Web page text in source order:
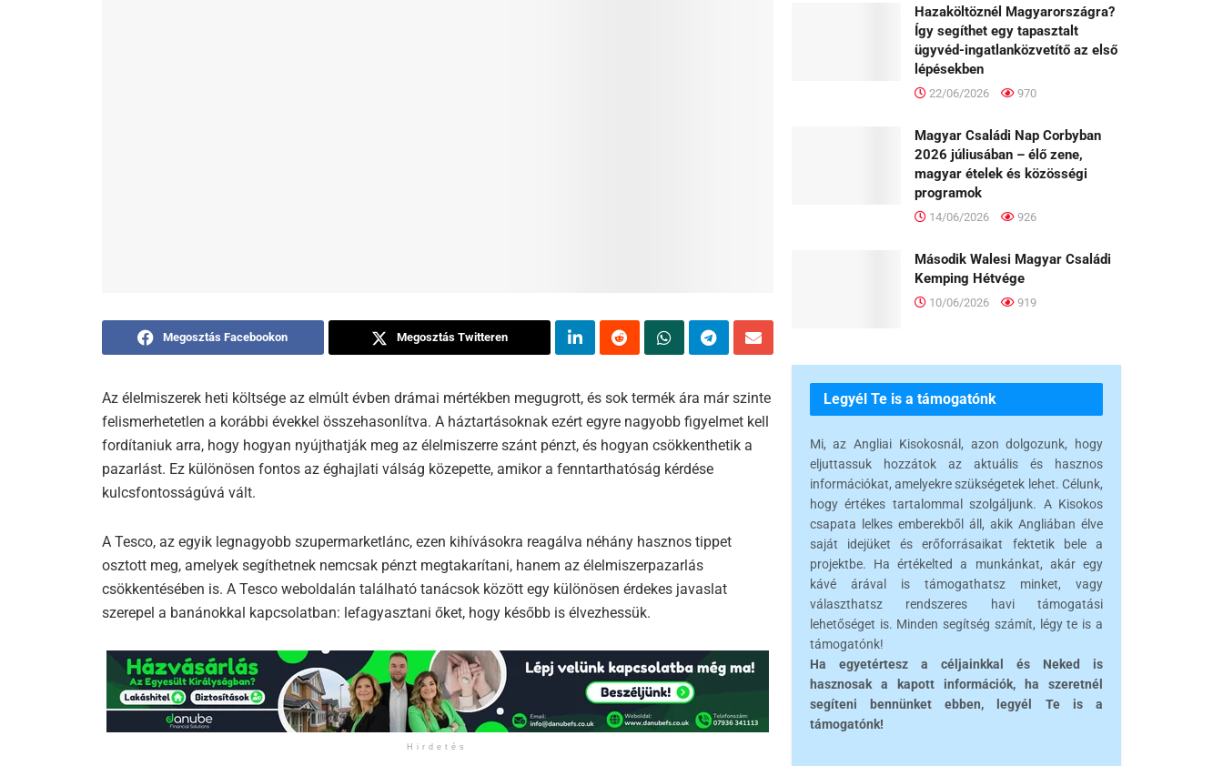
Megosztás Facebookon Megosztás Twitteren
Az élelmiszerek heti költsége az elmúlt évben drámai mértékben megugrott, és sok termék ára már szinte
felismerhetetlen a korábbi évekkel összehasonlítva. A háztartásoknak ezért egyre nagyobb figyelmet kell
fordítaniuk arra, hogy hogyan nyújthatják meg az élelmiszerre szánt pénzt, és hogyan csökkenthetik a
pazarlást. Ez különösen fontos az éghajlati válság közepette, amikor a fenntarthatóság kérdése
kulcsfontosságúvá vált.
A Tesco, az egyik legnagyobb szupermarketlánc, ezen kihívásokra reagálva néhány hasznos tippet
osztott meg, amelyek segíthetnek nemcsak pénzt megtakarítani, hanem az élelmiszerpazarlás
csökkentésében is. A Tesco weboldalán található tanácsok között egy különösen érdekes javaslat
szerepel a banánokkal kapcsolatban: lefagyasztani őket, hogy később is élvezhessük.
Hirdetés
Hazaköltöznél Magyarországra?
Így segíthet egy tapasztalt
ügyvéd-ingatlanközvetítő az első
lépésekben
22/06/2026 970
Magyar Családi Nap Corbyban
2026 júliusában – élő zene,
magyar ételek és közösségi
programok
14/06/2026 926
Második Walesi Magyar Családi
Kemping Hétvége
10/06/2026 919
Legyél Te is a támogatónk
Mi, az Angliai Kisokosnál, azon dolgozunk, hogy
eljuttassuk hozzátok az aktuális és hasznos
információkat, amelyekre szükségetek lehet. Célunk,
hogy értékes tartalommal szolgáljunk. A Kisokos
csapata lelkes emberekből áll, akik Angliában élve
saját idejüket és erőforrásaikat fektetik bele a
projektbe. Ha értékelted a munkánkat, akár egy
kávé árával is támogathatsz minket, vagy
választhatsz rendszeres havi támogatási
lehetőséget is. Minden segítség számít, légy te is a
támogatónk!
Ha egyetértesz a céljainkkal és Neked is
hasznosak a kapott információk, ha szeretnél
segíteni bennünket ebben, legyél Te is a
támogatónk!